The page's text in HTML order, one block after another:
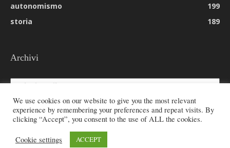
autonomismo
199
storia
189
Archivi
Archivi
© 2026 All rights reserved - Etnie -
We use cookies on our website to give you the most relevant
experience by remembering your preferences and repeat visits. By
clicking “Accept”, you consent to the use of ALL the cookies.
Cookie settings ACCEPT